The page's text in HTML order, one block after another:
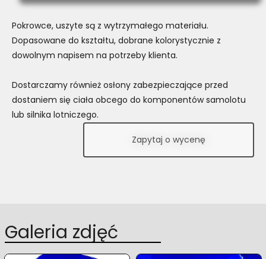
Pokrowce, uszyte są z wytrzymałego materiału.
Dopasowane do kształtu, dobrane kolorystycznie z
dowolnym napisem na potrzeby klienta.
Dostarczamy również osłony zabezpieczające przed
dostaniem się ciała obcego do komponentów samolotu
lub silnika lotniczego.
Zapytaj o wycenę
Galeria zdjęć